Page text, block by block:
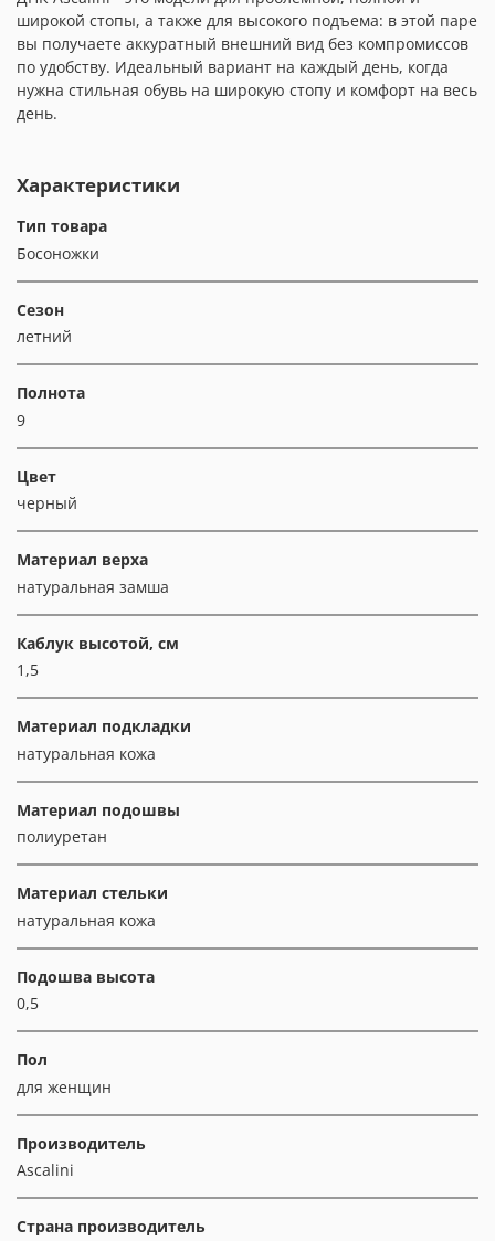
широкой стопы, а также для высокого подъема: в этой паре
вы получаете аккуратный внешний вид без компромиссов
по удобству. Идеальный вариант на каждый день, когда
нужна стильная обувь на широкую стопу и комфорт на весь
день.
Характеристики
Тип товара
Босоножки
Сезон
летний
Полнота
9
Цвет
черный
Материал верха
натуральная замша
Каблук высотой, см
1,5
Материал подкладки
натуральная кожа
Материал подошвы
полиуретан
Материал стельки
натуральная кожа
Подошва высота
0,5
Пол
для женщин
Производитель
Ascalini
Страна производитель